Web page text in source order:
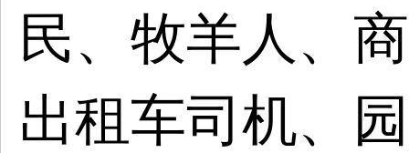
民、牧羊人、
出租车司机、